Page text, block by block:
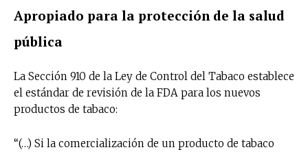
Apropiado para la protección de la salud
pública
La Sección 910 de la Ley de Control del Tabaco establece
el estándar de revisión de la FDA para los nuevos
productos de tabaco:
“(…) Si la comercialización de un producto de tabaco